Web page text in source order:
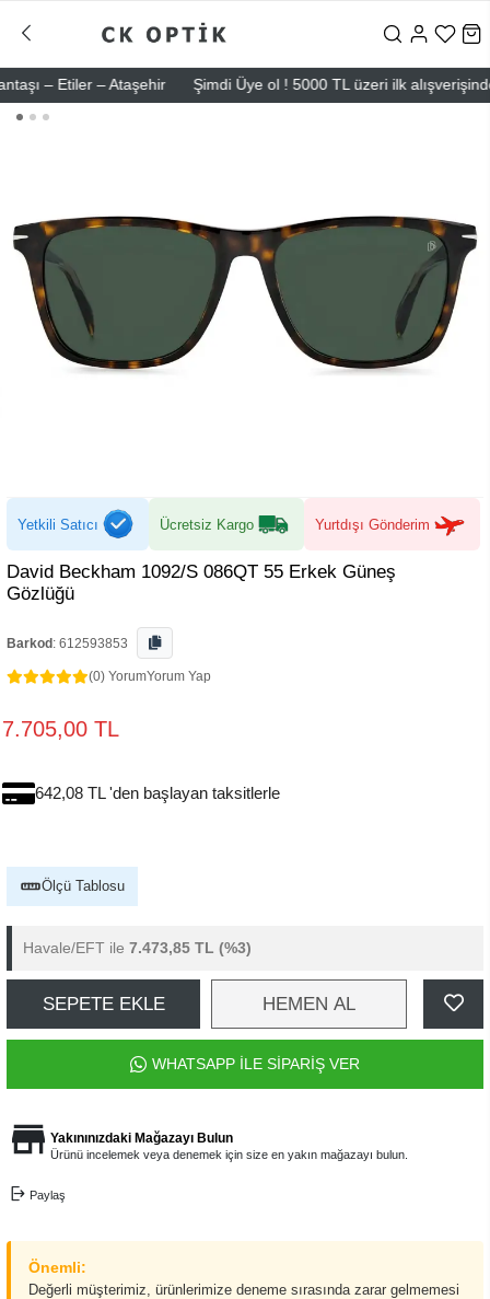
– Etiler – Ataşehir Şimdi Üye ol ! 5000 TL üzeri ilk alışverişinde
Yetkili Satıcı Ücretsiz Kargo Yurtdışı Gönderim
David Beckham 1092/S 086QT 55 Erkek Güneş
Gözlüğü
Barkod : 612593853
(0) YorumYorum Yap
7.705,00 TL
642,08 TL 'den başlayan taksitlerle
Ölçü Tablosu
Havale/EFT ile 7.473,85 TL (%3)
SEPETE EKLE HEMEN AL
WHATSAPP İLE SİPARİŞ VER
Yakınınızdaki Mağazayı Bulun
Ürünü incelemek veya denemek için size en yakın mağazayı bulun.
Paylaş
Önemli:
Değerli müşterimiz, ürünlerimize deneme sırasında zarar gelmemesi